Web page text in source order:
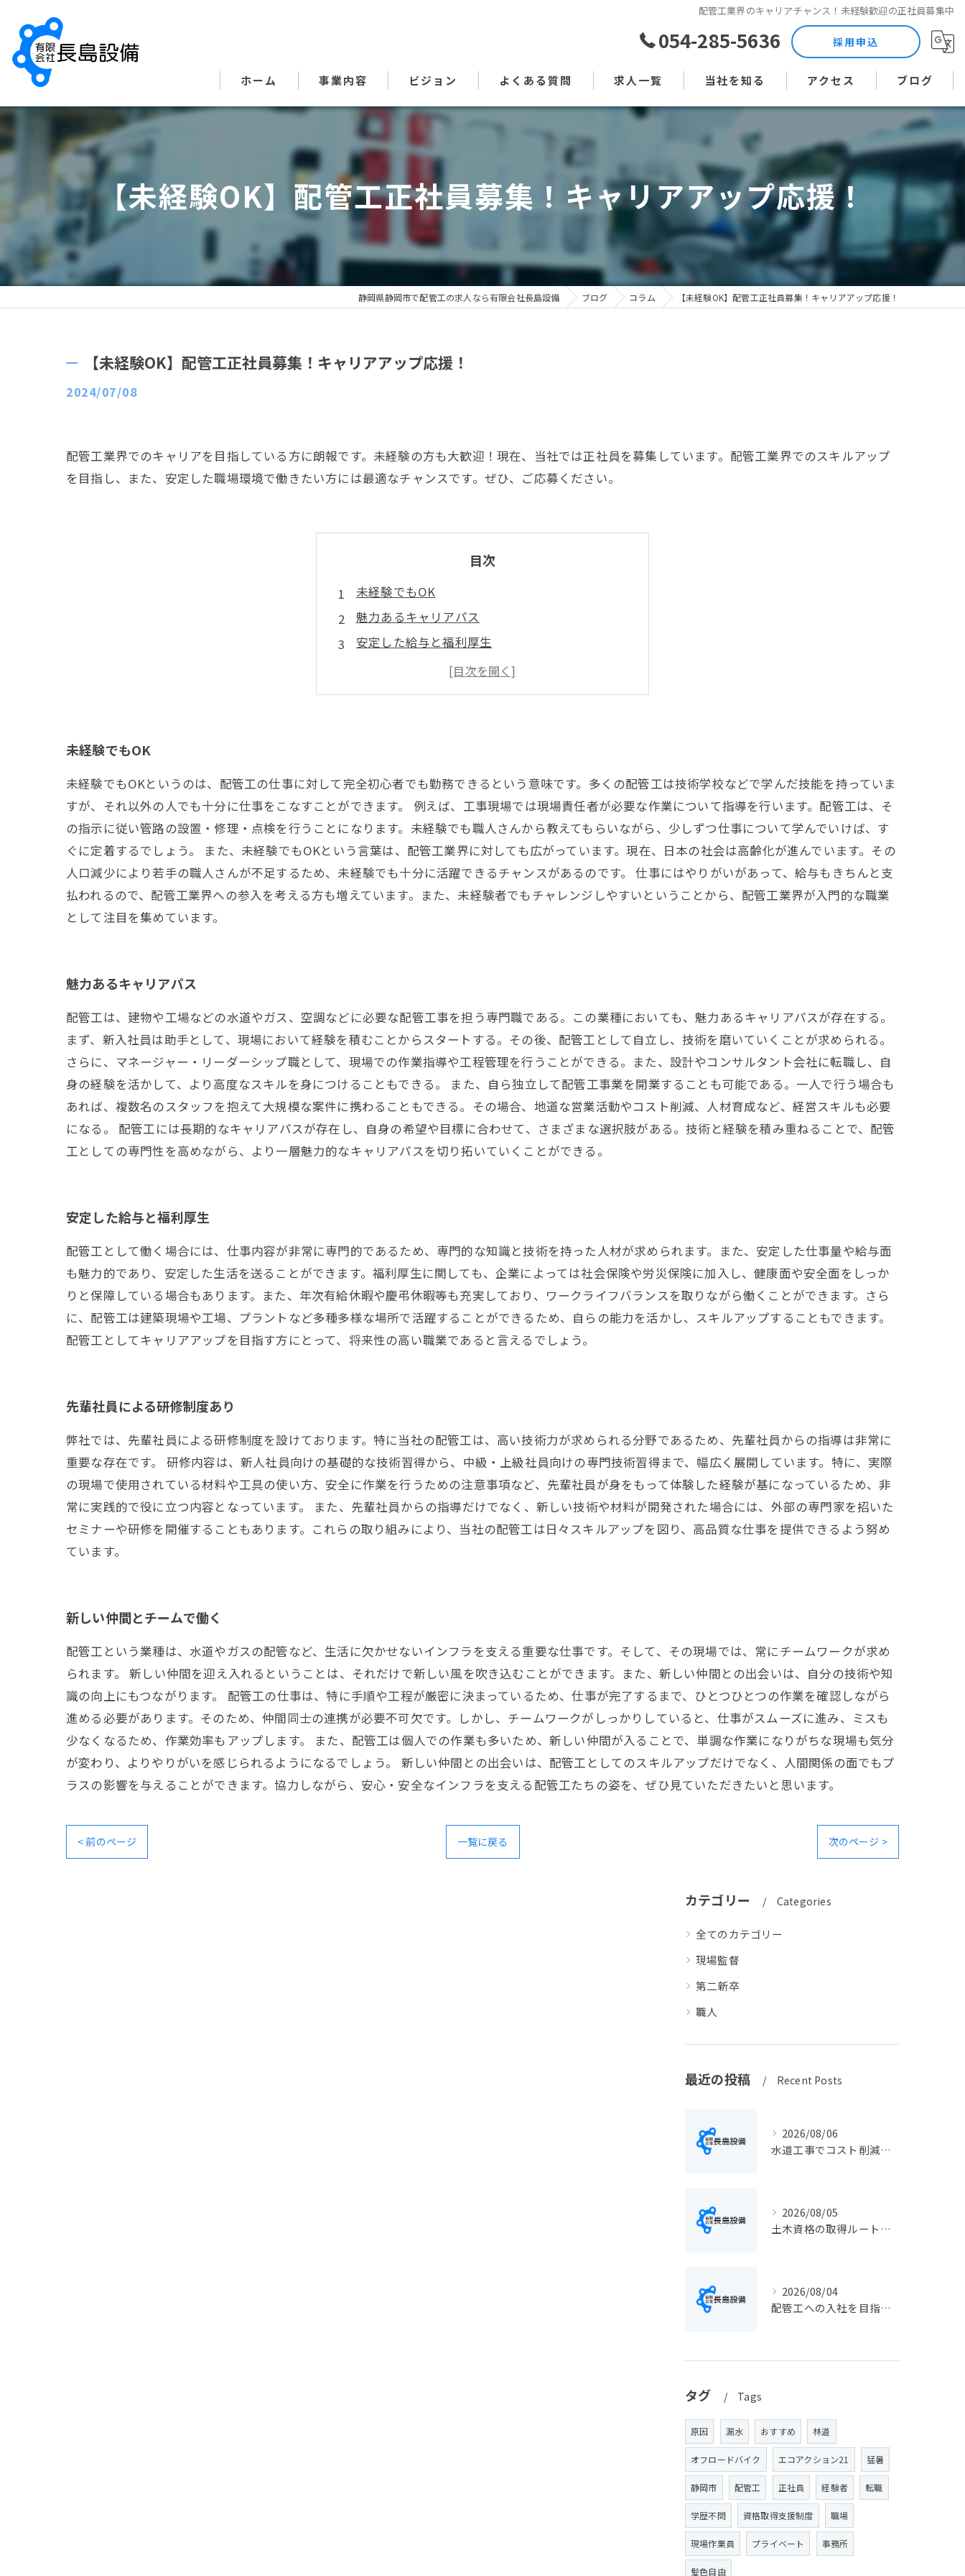
配管工業界のキャリアチャンス！未経験歓迎の正社員募集中
054-285-5636 採用申込
ホーム 事業内容 ビジョン よくある質問 求人一覧 当社を知る
土木作業員
現場監督
未経験
直行直帰
アクセス ブログ
コラム
【未経験OK】配管工正社員募集！キャリアアップ応援！
静岡県静岡市で配管工の求人なら有限会社長島設備 ブログ コラム 【未経験OK】配管工正社員募集！キャリアアップ応援！
【未経験OK】配管工正社員募集！キャリアアップ応援！
2024/07/08
配管工業界でのキャリアを目指している方に朗報です。未経験の方も大歓迎！現在、当社では正社員を募集しています。配管工業界でのスキルアップ
を目指し、また、安定した職場環境で働きたい方には最適なチャンスです。ぜひ、ご応募ください。
目次
未経験でもOK
魅力あるキャリアパス
安定した給与と福利厚生
先輩社員による研修制度あり
新しい仲間とチームで働く
未経験でもOK
未経験でもOKというのは、配管工の仕事に対して完全初心者でも勤務できるという意味です。多くの配管工は技術学校などで学んだ技能を持っていま
すが、それ以外の人でも十分に仕事をこなすことができます。 例えば、工事現場では現場責任者が必要な作業について指導を行います。配管工は、そ
の指示に従い管路の設置・修理・点検を行うことになります。未経験でも職人さんから教えてもらいながら、少しずつ仕事について学んでいけば、す
ぐに定着するでしょう。 また、未経験でもOKという言葉は、配管工業界に対しても広がっています。現在、日本の社会は高齢化が進んでいます。その
人口減少により若手の職人さんが不足するため、未経験でも十分に活躍できるチャンスがあるのです。 仕事にはやりがいがあって、給与もきちんと支
払われるので、配管工業界への参入を考える方も増えています。また、未経験者でもチャレンジしやすいということから、配管工業界が入門的な職業
として注目を集めています。
魅力あるキャリアパス
配管工は、建物や工場などの水道やガス、空調などに必要な配管工事を担う専門職である。この業種においても、魅力あるキャリアパスが存在する。
まず、新入社員は助手として、現場において経験を積むことからスタートする。その後、配管工として自立し、技術を磨いていくことが求められる。
さらに、マネージャー・リーダーシップ職として、現場での作業指導や工程管理を行うことができる。また、設計やコンサルタント会社に転職し、自
身の経験を活かして、より高度なスキルを身につけることもできる。 また、自ら独立して配管工事業を開業することも可能である。一人で行う場合も
あれば、複数名のスタッフを抱えて大規模な案件に携わることもできる。その場合、地道な営業活動やコスト削減、人材育成など、経営スキルも必要
になる。 配管工には長期的なキャリアパスが存在し、自身の希望や目標に合わせて、さまざまな選択肢がある。技術と経験を積み重ねることで、配管
工としての専門性を高めながら、より一層魅力的なキャリアパスを切り拓いていくことができる。
安定した給与と福利厚生
配管工として働く場合には、仕事内容が非常に専門的であるため、専門的な知識と技術を持った人材が求められます。また、安定した仕事量や給与面
も魅力的であり、安定した生活を送ることができます。福利厚生に関しても、企業によっては社会保険や労災保険に加入し、健康面や安全面をしっか
りと保障している場合もあります。また、年次有給休暇や慶弔休暇等も充実しており、ワークライフバランスを取りながら働くことができます。さら
に、配管工は建築現場や工場、プラントなど多種多様な場所で活躍することができるため、自らの能力を活かし、スキルアップすることもできます。
配管工としてキャリアアップを目指す方にとって、将来性の高い職業であると言えるでしょう。
先輩社員による研修制度あり
弊社では、先輩社員による研修制度を設けております。特に当社の配管工は、高い技術力が求められる分野であるため、先輩社員からの指導は非常に
重要な存在です。 研修内容は、新人社員向けの基礎的な技術習得から、中級・上級社員向けの専門技術習得まで、幅広く展開しています。特に、実際
の現場で使用されている材料や工具の使い方、安全に作業を行うための注意事項など、先輩社員が身をもって体験した経験が基になっているため、非
常に実践的で役に立つ内容となっています。 また、先輩社員からの指導だけでなく、新しい技術や材料が開発された場合には、外部の専門家を招いた
セミナーや研修を開催することもあります。これらの取り組みにより、当社の配管工は日々スキルアップを図り、高品質な仕事を提供できるよう努め
ています。
新しい仲間とチームで働く
配管工という業種は、水道やガスの配管など、生活に欠かせないインフラを支える重要な仕事です。そして、その現場では、常にチームワークが求め
られます。 新しい仲間を迎え入れるということは、それだけで新しい風を吹き込むことができます。また、新しい仲間との出会いは、自分の技術や知
識の向上にもつながります。 配管工の仕事は、特に手順や工程が厳密に決まっているため、仕事が完了するまで、ひとつひとつの作業を確認しながら
進める必要があります。そのため、仲間同士の連携が必要不可欠です。しかし、チームワークがしっかりしていると、仕事がスムーズに進み、ミスも
少なくなるため、作業効率もアップします。 また、配管工は個人での作業も多いため、新しい仲間が入ることで、単調な作業になりがちな現場も気分
が変わり、よりやりがいを感じられるようになるでしょう。 新しい仲間との出会いは、配管工としてのスキルアップだけでなく、人間関係の面でもプ
ラスの影響を与えることができます。協力しながら、安心・安全なインフラを支える配管工たちの姿を、ぜひ見ていただきたいと思います。
< 前のページ 一覧に戻る 次のページ >
カテゴリー Categories
全てのカテゴリー
現場監督
第二新卒
職人
最近の投稿 Recent Posts
2026/08/06
水道工事でコスト削減を実現する静岡県静岡市の手続きと費用見直しポイント
2026/08/05
土木資格の取得ルートや静岡県静岡市でのキャリアアップ戦略を現実的に解説
2026/08/04
配管工への入社を目指す方へ静岡県静岡市で仕事選びと成長のステップ徹底ガイド
タグ Tags
原因 漏水 おすすめ 林道
オフロードバイク エコアクション21 猛暑
静岡市 配管工 正社員 経験者 転職
学歴不問 資格取得支援制度 職場
現場作業員 プライベート 事務所
髪色自由